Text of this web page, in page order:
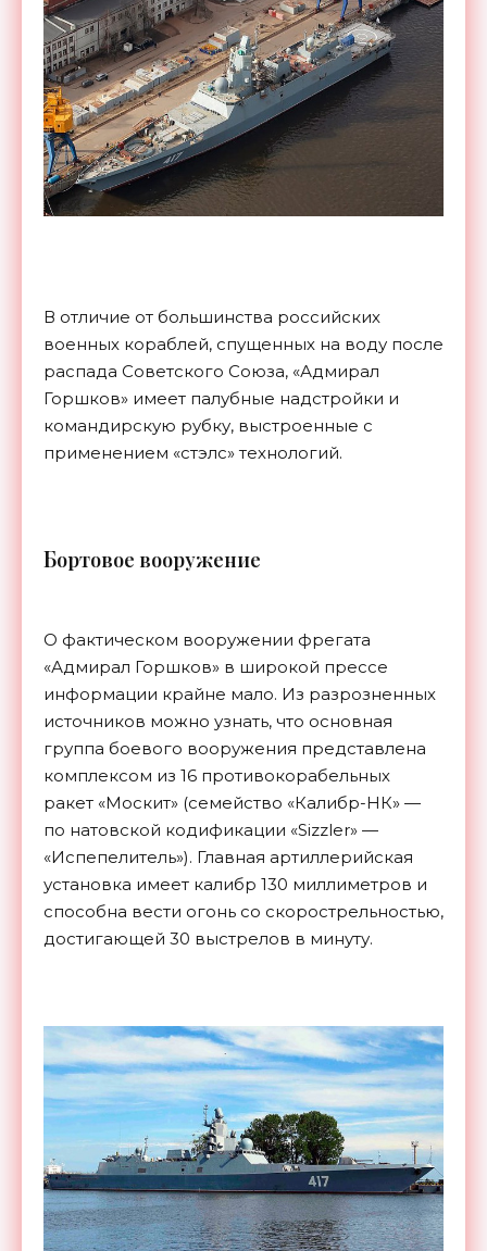
В отличие от большинства российских
военных кораблей, спущенных на воду после
распада Советского Союза, «Адмирал
Горшков» имеет палубные надстройки и
командирскую рубку, выстроенные с
применением «стэлс» технологий.
Бортовое вооружение
О фактическом вооружении фрегата
«Адмирал Горшков» в широкой прессе
информации крайне мало. Из разрозненных
источников можно узнать, что основная
группа боевого вооружения представлена
комплексом из 16 противокорабельных
ракет «Москит» (семейство «Калибр-НК» —
по натовской кодификации «Sizzler» —
«Испепелитель»). Главная артиллерийская
установка имеет калибр 130 миллиметров и
способна вести огонь со скорострельностью,
достигающей 30 выстрелов в минуту.